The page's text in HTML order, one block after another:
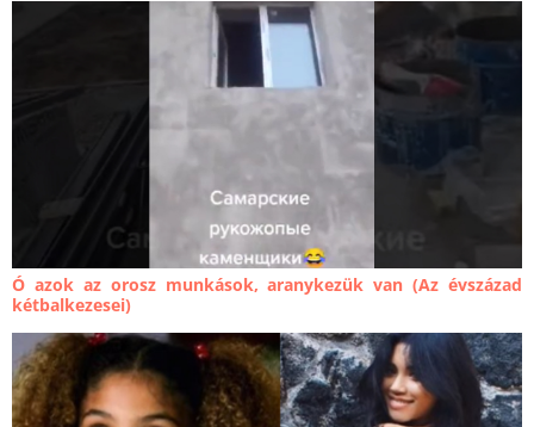
Ó azok az orosz munkások, aranykezük van (Az évszázad
kétbalkezesei)